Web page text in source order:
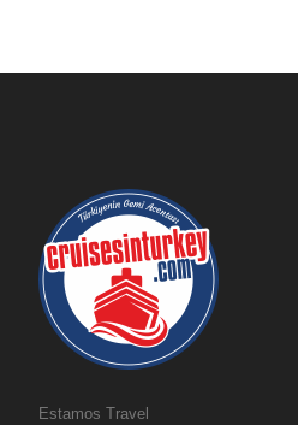
Estamos Travel